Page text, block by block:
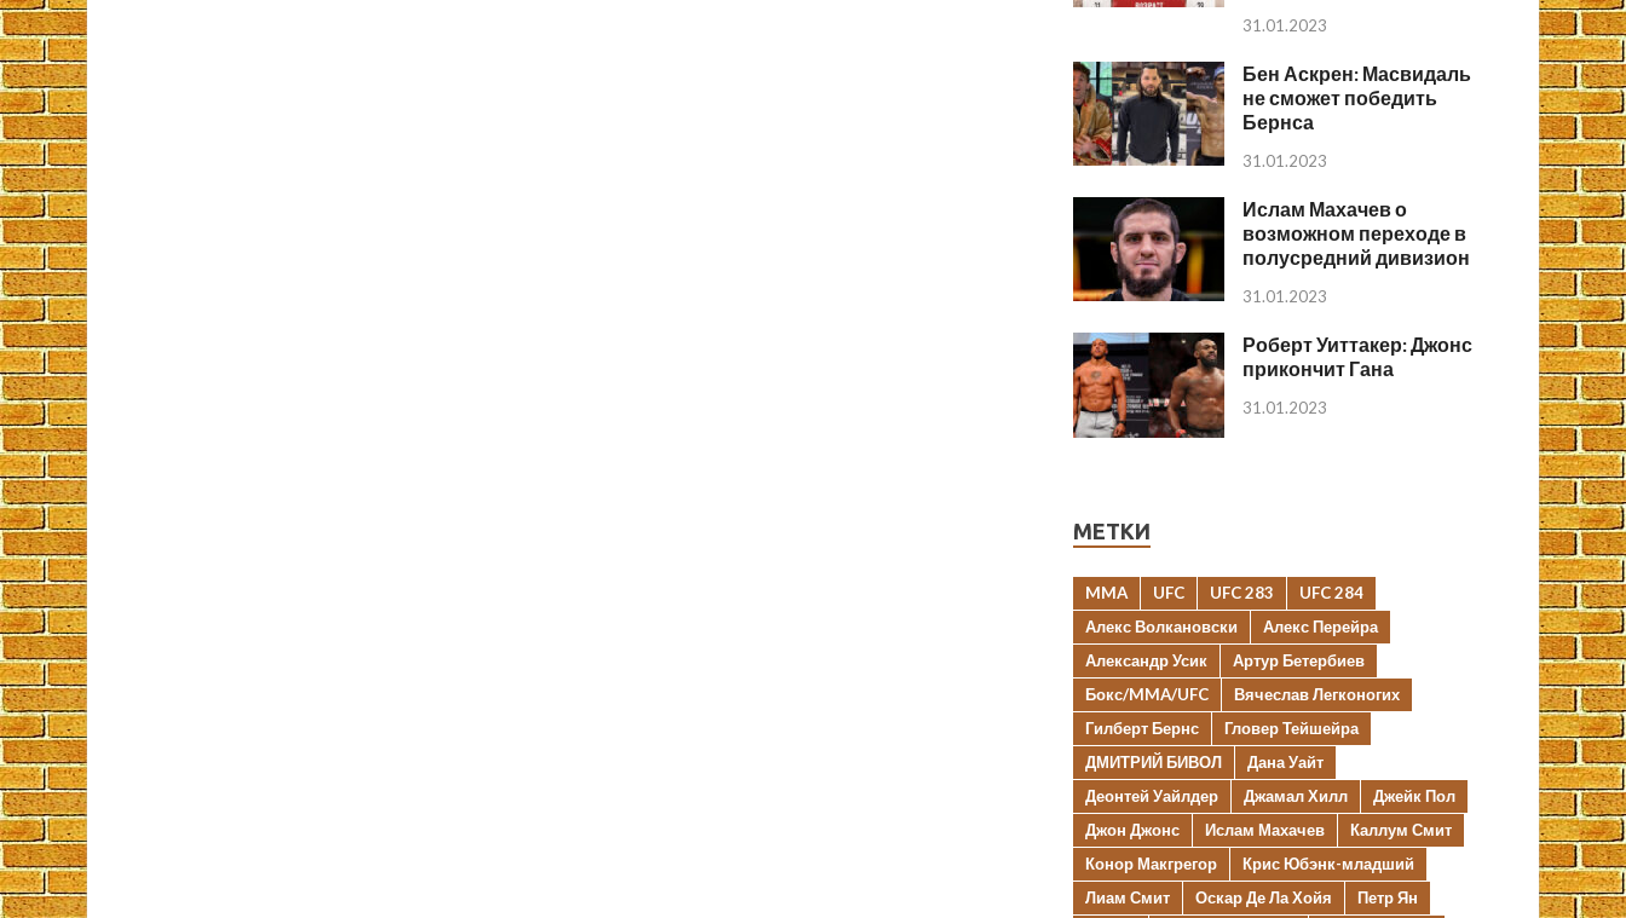
31.01.2023
Бен Аскрен: Масвидаль
не сможет победить
Бернса
31.01.2023
Ислам Махачев о
возможном переходе в
полусредний дивизион
31.01.2023
Роберт Уиттакер: Джонс
прикончит Гана
31.01.2023
МЕТКИ
MMA UFC UFC 283
UFC 284
Алекс Волкановски
Алекс Перейра
Александр Усик
Артур Бетербиев
Бокс/MMA/UFC
Вячеслав Легконогих
Гилберт Бернс
Гловер Тейшейра
ДМИТРИЙ БИВОЛ
Дана Уайт
Деонтей Уайлдер
Джамал Хилл
Джейк Пол
Джон Джонс
Ислам Махачев
Каллум Смит
Конор Макгрегор
Крис Юбэнк-младший
Лиам Смит
Оскар Де Ла Хойя Петр Ян